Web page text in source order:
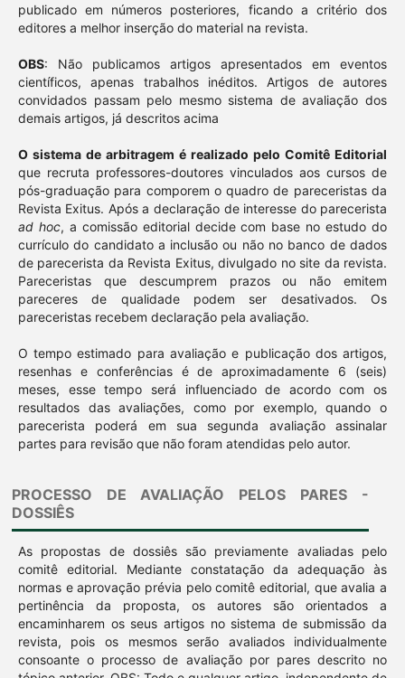
publicado em números posteriores, ficando a critério dos
editores a melhor inserção do material na revista.
OBS: Não publicamos artigos apresentados em eventos
científicos, apenas trabalhos inéditos. Artigos de autores
convidados passam pelo mesmo sistema de avaliação dos
demais artigos, já descritos acima
O sistema de arbitragem é realizado pelo Comitê Editorial
que recruta professores-doutores vinculados aos cursos de
pós-graduação para comporem o quadro de pareceristas da
Revista Exitus. Após a declaração de interesse do parecerista
ad hoc, a comissão editorial decide com base no estudo do
currículo do candidato a inclusão ou não no banco de dados
de parecerista da Revista Exitus, divulgado no site da revista.
Pareceristas que descumprem prazos ou não emitem
pareceres de qualidade podem ser desativados. Os
pareceristas recebem declaração pela avaliação.
O tempo estimado para avaliação e publicação dos artigos,
resenhas e conferências é de aproximadamente 6 (seis)
meses, esse tempo será influenciado de acordo com os
resultados das avaliações, como por exemplo, quando o
parecerista poderá em sua segunda avaliação assinalar
partes para revisão que não foram atendidas pelo autor.
PROCESSO DE AVALIAÇÃO PELOS PARES -
DOSSIÊS
As propostas de dossiês são previamente avaliadas pelo
comitê editorial. Mediante constatação da adequação às
normas e aprovação prévia pelo comitê editorial, que avalia a
pertinência da proposta, os autores são orientados a
encaminharem os seus artigos no sistema de submissão da
revista, pois os mesmos serão avaliados individualmente
consoante o processo de avaliação por pares descrito no